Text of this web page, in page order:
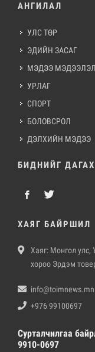
АНГИЛАЛ
УЛС ТӨР
ЭДИЙН ЗАСАГ
МЭДЭЭ МЭДЭЭЛЭЛ
УРЛАГ
СПОРТ
БОЛОВСРОЛ
ДЭЛХИЙН МЭДЭЭ
БИДНИЙГ ДАГАХ
ХАЯГ БАЙРШИЛ
Хаяг: Монгол улс,
хороо Эрдэм
info@toimnews.mn
+976 99100697
Сурталчилгаа
9910-0697